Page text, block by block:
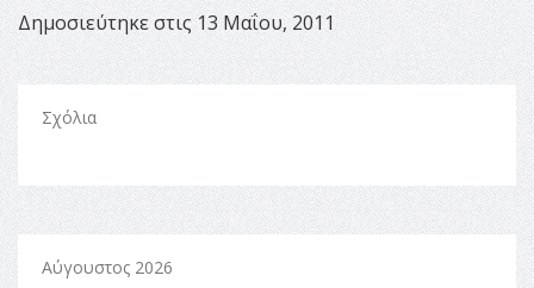
Δημοσιεύτηκε στις 13 Μαΐου, 2011
Σχόλια
Αύγουστος 2026